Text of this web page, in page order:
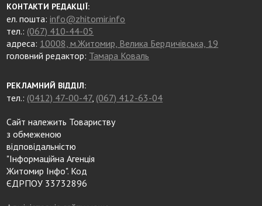
КОНТАКТИ РЕДАКЦІЇ:
ел. пошта:info@zhitomir.info
тел.: (067) 410-44-05
адреса: 10008, м.Житомир, Велика Бердичівська, 19
головний редактор: Тамара Коваль
РЕКЛАМНИЙ ВІДДІЛ:
тел.: (0412) 47-00-47, (067) 412-63-04
Сайт належить Товариству
з обмеженою
відповідальністю
"Інформаційна Агенція
Житомир Інфо". Код
ЄДРПОУ 33732896